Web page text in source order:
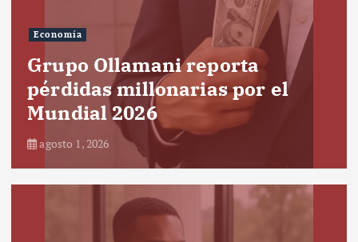
Economía
Grupo Ollamani reporta
pérdidas millonarias por el
Mundial 2026
agosto 1, 2026